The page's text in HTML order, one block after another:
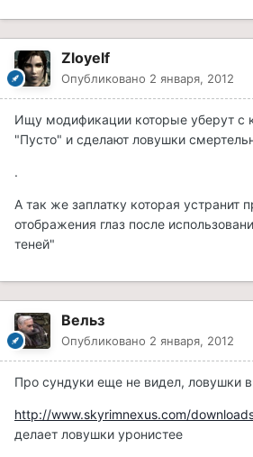
Zloyelf
Опубликовано 2 января, 2012
Ищу модификации которые уберут с
"Пусто" и сделают ловушки
.
А так же заплатку которая устранит
отображения глаз после
теней"
Вельз
Опубликовано 2 января, 2012
Про сундуки еще не видел, ловушки
http://www.skyrimnexus.com/
делает ловушки уронистее